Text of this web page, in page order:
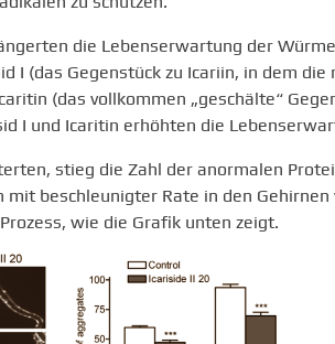
die Lebenserwartung der
I (das Gegenstück zu Icariin, in dem
(das vollkommen „geschälte“
I und Icaritin erhöhten die
stieg die Zahl der anormalen
mit beschleunigter Rate in den
wie die Grafik unten zeigt.